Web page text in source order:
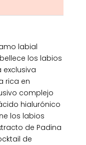
labial
los labios
exclusiva
rica en
complejo
hialurónico
los labios
de Padina
de